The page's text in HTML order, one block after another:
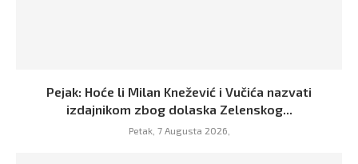
Pejak: Hoće li Milan Knežević i Vučića nazvati
izdajnikom zbog dolaska Zelenskog...
Petak, 7 Augusta 2026,